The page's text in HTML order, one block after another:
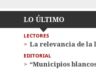
LO ÚLTIMO
LECTORES
La relevancia de
EDITORIAL
“Municipios